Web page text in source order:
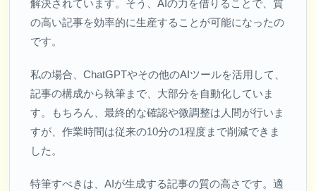
解決されています。そう、AIの力を借りることで、質
の高い記事を効率的に生産することが可能になったの
です。
私の場合、ChatGPTやその他のAIツールを活用して、
記事の構成から執筆まで、大部分を自動化していま
す。もちろん、最終的な確認や微調整は人間が行いま
すが、作業時間は従来の10分の1程度まで削減できま
した。
特筆すべきは、AIが生成する記事の質の高さです。適